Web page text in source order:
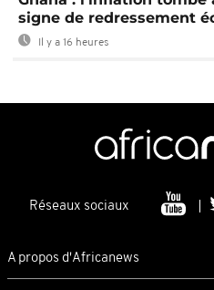
signe de redressement
Il y a 16 heures
Réseaux sociaux
A propos d'Africanews